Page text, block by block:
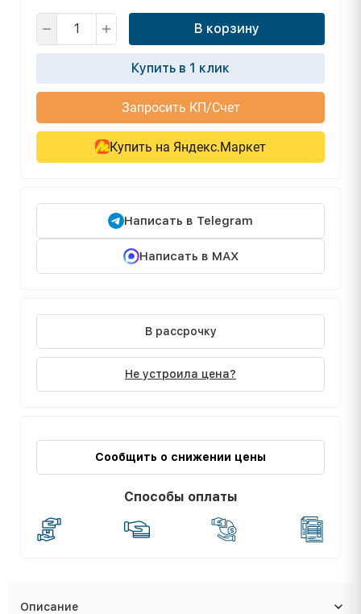
В корзину
Купить в 1 клик
Запросить КП/Счет
Купить на Яндекс.Маркет
Написать в Telegram
Написать в MAX
В рассрочку
Не устроила цена?
Сообщить о снижении цены
Способы оплаты
Описание